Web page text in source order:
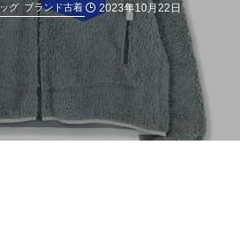
グ ブランド古着 2023年10月22日